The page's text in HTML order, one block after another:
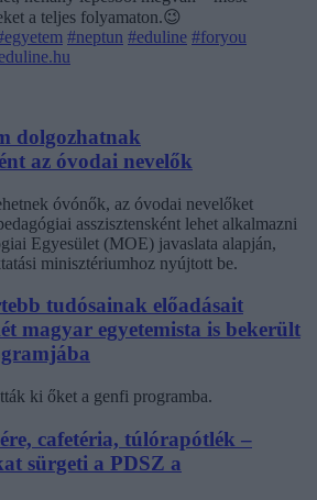
a teljes folyamaton.😉
#neptun #eduline #foryou
dolgozhatnak
az óvodai nevelők
óvónők, az óvodai nevelőket
asszisztensként lehet alkalmazni
Egyesület (MOE) javaslata alapján,
minisztériumhoz nyújtott be.
tudósainak előadásait
magyar egyetemista is bekerült
ki őket a genfi programba.
cafetéria, túlórapótlék –
sürgeti a PDSZ a